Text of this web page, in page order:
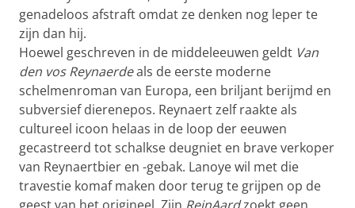
genadeloos afstraft omdat ze denken nog leper te
zijn dan hij.
Hoewel geschreven in de middeleeuwen geldt Van
den vos Reynaerdeals de eerste moderne
schelmenroman van Europa, een briljant berijmd en
subversief dierenepos. Reynaert zelf raakte als
cultureel icoon helaas in de loop der eeuwen
gecastreerd tot schalkse deugniet en brave verkoper
van Reynaertbier en -gebak. Lanoye wil met die
travestie komaf maken door terug te grijpen op de